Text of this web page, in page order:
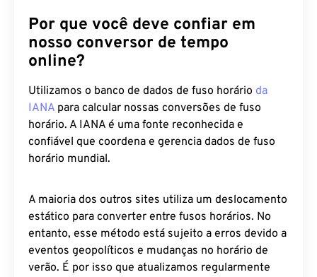
Por que você deve confiar em
nosso conversor de tempo
online?
Utilizamos o banco de dados de fuso horário da
IANA para calcular nossas conversões de fuso
horário. A IANA é uma fonte reconhecida e
confiável que coordena e gerencia dados de fuso
horário mundial.
A maioria dos outros sites utiliza um deslocamento
estático para converter entre fusos horários. No
entanto, esse método está sujeito a erros devido a
eventos geopolíticos e mudanças no horário de
verão. É por isso que atualizamos regularmente